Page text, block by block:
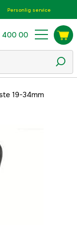
Personlig service
400 00
19-34mm